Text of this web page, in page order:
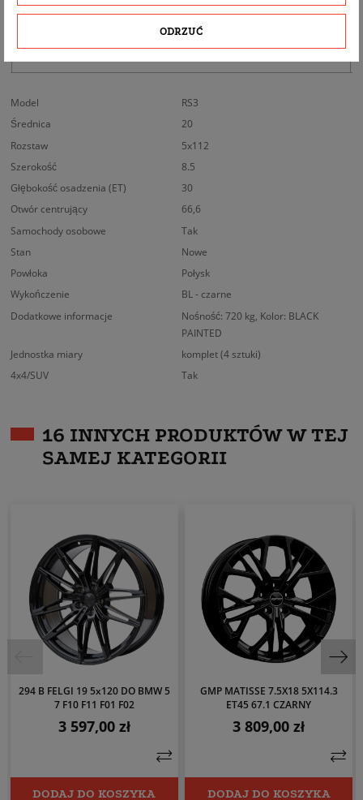
DOPASOWANIE
Model
RS3
Średnica
20
Rozstaw
5x112
Szerokość
8.5
Głębokość osadzenia (ET)
30
Otwór centrujący
66,6
Samochody osobowe
Tak
Stan
Nowe
Powłoka
Połysk
Wykończenie
BL - czarne
Dodatkowe informacje
Nośność: 720 kg, Kolor: BLACK
PAINTED
Jednostka miary
komplet (4 sztuki)
4x4/SUV
Tak
16 INNYCH PRODUKTÓW W TEJ
SAMEJ KATEGORII
294 B FELGI 19 5x120 DO BMW 5
7 F10 F11 F01 F02
Cena
3 597,00 zł
DODAJ DO KOSZYKA
GMP MATISSE 7.5X18 5X114.3
ET45 67.1 CZARNY
Cena
3 809,00 zł
DODAJ DO KOSZYKA
ODRZUĆ